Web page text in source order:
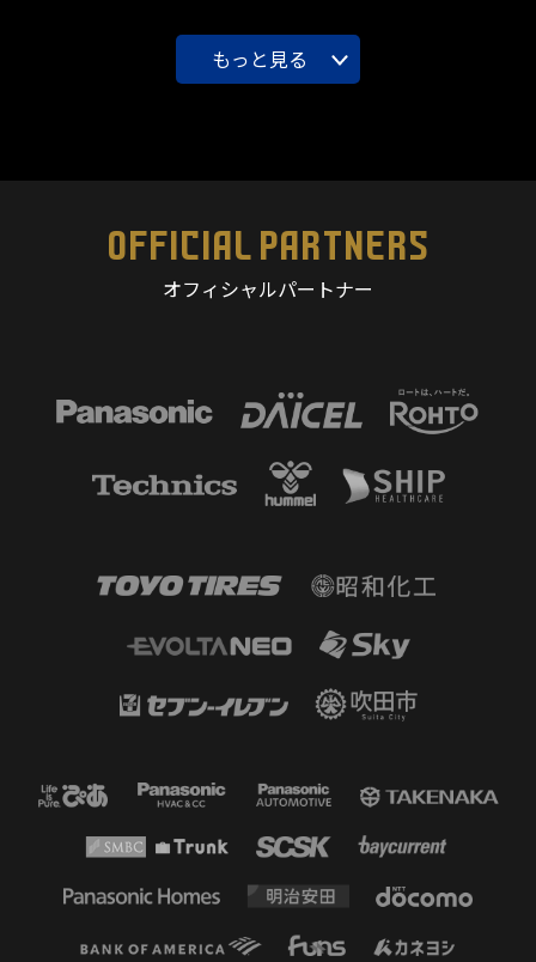
もっと見る
OFFICIAL PARTNERS
オフィシャルパートナー